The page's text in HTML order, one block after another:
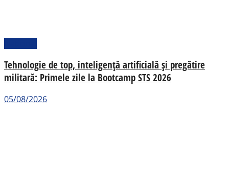
Tehnologie de top, inteligență artificială și pregătire
militară: Primele zile la Bootcamp STS 2026
05/08/2026